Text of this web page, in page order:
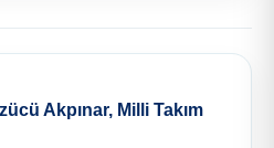
Akpınar, Milli Takım